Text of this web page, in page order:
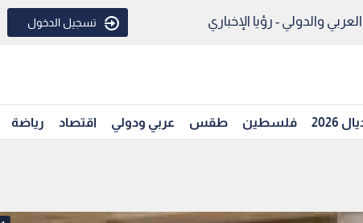
والدولي - رؤيا الإخباري تسجيل الدخول
2026 فلسطين طقس عربي ودولي اقتصاد رياضة